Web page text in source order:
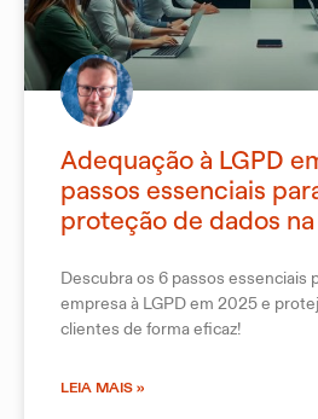
Adequação à LGPD
passos essenciais
proteção de dados
Descubra os 6 passos essenciais
empresa à LGPD em 2025 e
clientes de forma eficaz!
LEIA MAIS »